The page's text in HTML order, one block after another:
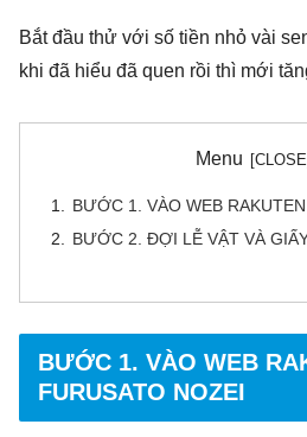
Bắt đầu thử với số tiền nhỏ vài
khi đã hiểu đã quen rồi thì mới
Menu
BƯỚC 1. VÀO WEB
BƯỚC 2. ĐỢI LỄ VẬT VÀ
BƯỚC 1. VÀO WEB
FURUSATO NOZEI